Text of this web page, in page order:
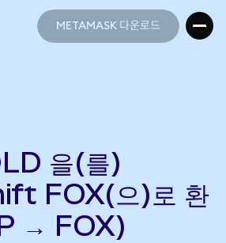
METAMASK 다운로드
을(를)
FOX(으)로 환
→ FOX)